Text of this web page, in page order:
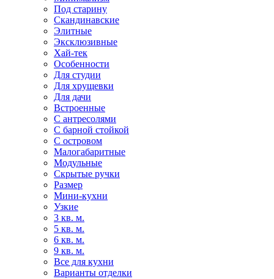
Под старину
Скандинавские
Элитные
Эксклюзивные
Хай-тек
Особенности
Для студии
Для хрущевки
Для дачи
Встроенные
С антресолями
С барной стойкой
С островом
Малогабаритные
Модульные
Скрытые ручки
Размер
Мини-кухни
Узкие
3 кв. м.
5 кв. м.
6 кв. м.
9 кв. м.
Все для кухни
Варианты отделки